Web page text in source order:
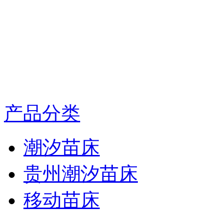
产品分类
潮汐苗床
贵州潮汐苗床
移动苗床